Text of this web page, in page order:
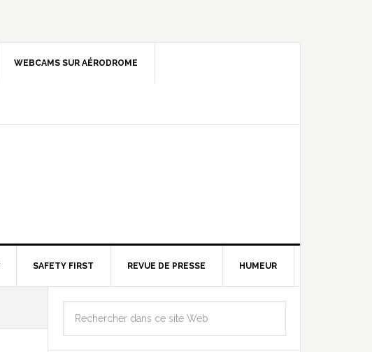
WEBCAMS SUR AÉRODROME
SAFETY FIRST REVUE DE PRESSE HUMEUR